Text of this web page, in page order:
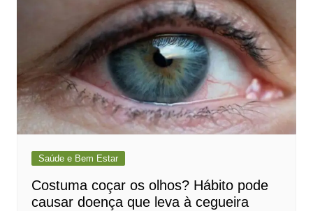
Saúde e Bem Estar
Costuma coçar os olhos? Hábito pode
causar doença que leva à cegueira